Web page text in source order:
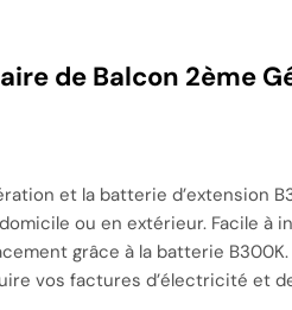
de Balcon 2ème
et la batterie d’extension
ou en extérieur. Facile à
grâce à la batterie
vos factures d’électricité et